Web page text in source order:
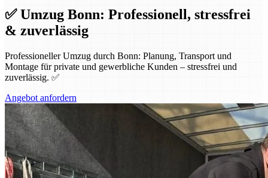
✅ Umzug Bonn: Professionell, stressfrei
& zuverlässig
Professioneller Umzug durch Bonn: Planung, Transport und
Montage für private und gewerbliche Kunden – stressfrei und
zuverlässig. ✅
Angebot anfordern